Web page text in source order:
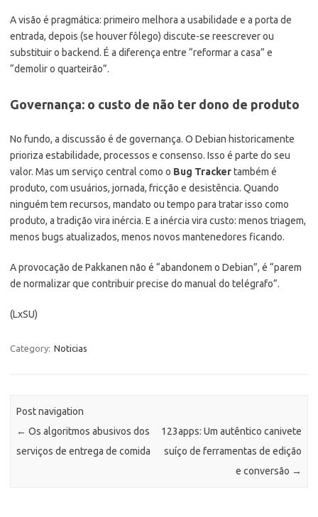
A visão é pragmática: primeiro melhora a usabilidade e a porta de
entrada, depois (se houver fôlego) discute-se reescrever ou
substituir o backend. É a diferença entre “reformar a casa” e
“demolir o quarteirão”.
Governança: o custo de não ter dono de produto
No fundo, a discussão é de governança. O Debian historicamente
prioriza estabilidade, processos e consenso. Isso é parte do seu
valor. Mas um serviço central como o Bug Trackertambém é
produto, com usuários, jornada, fricção e desistência. Quando
ninguém tem recursos, mandato ou tempo para tratar isso como
produto, a tradição vira inércia. E a inércia vira custo: menos triagem,
menos bugs atualizados, menos novos mantenedores ficando.
A provocação de Pakkanen não é “abandonem o Debian”, é “parem
de normalizar que contribuir precise do manual do telégrafo”.
(LxSU)
Category: Noticias
Post navigation
← Os algoritmos abusivos dos
serviços de entrega de comida
123apps: Um autêntico canivete
suíço de ferramentas de edição
e conversão →